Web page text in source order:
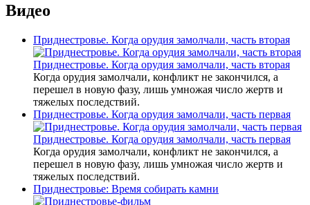
Видео
Приднестровье. Когда орудия замолчали, часть вторая
Приднестровье. Когда орудия замолчали, часть вторая
Когда орудия замолчали, конфликт не закончился, а
перешел в новую фазу, лишь умножая число жертв и
тяжелых последствий.
Приднестровье. Когда орудия замолчали, часть первая
Приднестровье. Когда орудия замолчали, часть первая
Когда орудия замолчали, конфликт не закончился, а
перешел в новую фазу, лишь умножая число жертв и
тяжелых последствий.
Приднестровье: Время собирать камни